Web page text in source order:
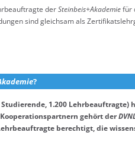
derSteinbeis+Akademiefür
sind gleichsam als
?
1.200
gehört der
berechtigt, die